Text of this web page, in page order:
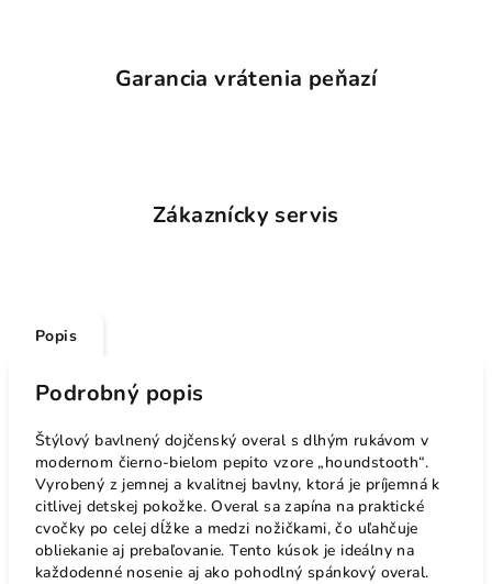
Garancia vrátenia peňazí
Zákaznícky servis
Popis
Podrobný popis
Štýlový bavlnený dojčenský overal s dlhým rukávom v
modernom čierno-bielom pepito vzore „houndstooth“.
Vyrobený z jemnej a kvalitnej bavlny, ktorá je príjemná k
citlivej detskej pokožke. Overal sa zapína na praktické
cvočky po celej dĺžke a medzi nožičkami, čo uľahčuje
obliekanie aj prebaľovanie. Tento kúsok je ideálny na
každodenné nosenie aj ako pohodlný spánkový overal.